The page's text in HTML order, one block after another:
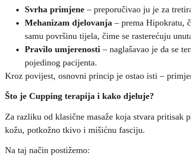
Svrha primjene – preporučivao ju je za
Mehanizam djelovanja – prema Hipokratu,
samu površinu tijela, čime se rasterećuju
Pravilo umjerenosti – naglašavao je da se
pojedinog pacijenta.
Kroz povijest, osnovni princip je ostao isti –
Što je Cupping terapija i kako djeluje?
Za razliku od klasične masaže koja stvara
kožu, potkožno tkivo i mišićnu fasciju.
Na taj način postižemo: